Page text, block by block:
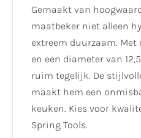
Gemaakt van
maatbeker niet alleen
extreem duurzaam. Met
en een diameter van
ruim tegelijk. De
maakt hem een
keuken. Kies voor
Spring Tools.